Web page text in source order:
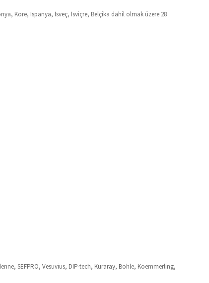
Kore, İspanya, İsveç, İsviçre, Belçika dahil olmak üzere 28
SEFPRO, Vesuvius, DIP-tech, Kuraray, Bohle, Koemmerling,